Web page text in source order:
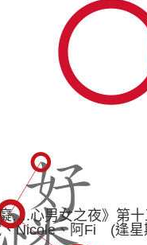
….心男女之夜》第
Nicole、阿Fi (逢星